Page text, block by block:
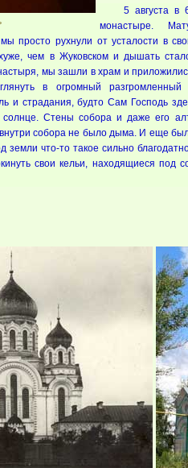
5 августа
монастыре.
просто рухнули от усталости в
чем в Жуковском и дышать
мы зашли в храм и
в огромный разгромленный
и страдания, будто Сам Господь
Стены собора и даже его
собора не было дыма. И еще
земли что-то такое сильно
свои кельи, находящиеся